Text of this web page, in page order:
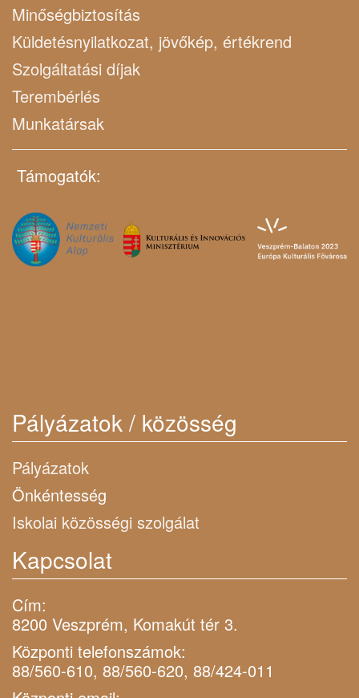
Minőségbiztosítás
Küldetésnyilatkozat, jövőkép, értékrend
Szolgáltatási díjak
Terembérlés
Munkatársak
Támogatók:
Pályázatok / közösség
Pályázatok
Önkéntesség
Iskolai közösségi szolgálat
Kapcsolat
Cím:
8200 Veszprém, Komakút tér 3.
Központi telefonszámok:
88/560-610, 88/560-620, 88/424-011